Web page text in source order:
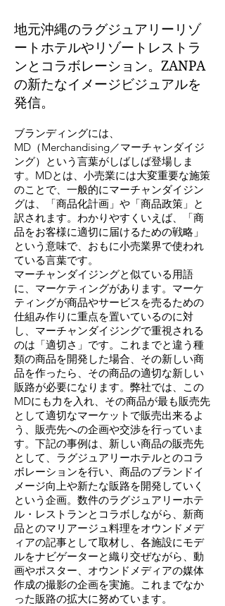
地元沖縄のラグジュアリーリゾ
ートホテルやリゾートレストラ
ンとコラボレーション。ZANPA
の新たなイメージビジュアルを
発信。
ブランディングには、
MD（Merchandising／マーチャンダイジ
ング）という言葉がしばしば登場しま
す。MDとは、小売業には大変重要な施策
のことで、一般的にマーチャンダイジン
グは、「商品化計画」や「商品政策」と
訳されます。わかりやすくいえば、「商
品をお客様に適切に届けるための戦略」
という意味で、おもに小売業界で使われ
ている言葉です。
マーチャンダイジングと似ている用語
に、マーケティングがあります。マーケ
ティングが商品やサービスを売るための
仕組み作りに重点を置いているのに対
し、マーチャンダイジングで重視される
のは「適切さ」です。これまでと違う種
類の商品を開発した場合、その新しい商
品を作ったら、その商品の適切な新しい
販路が必要になります。弊社では、この
MDにも力を入れ、その商品が最も販売先
として適切なマーケットで販売出来るよ
う、販売先への企画や交渉を行っていま
す。下記の事例は、新しい商品の販売先
として、ラグジュアリーホテルとのコラ
ボレーションを行い、商品のブランドイ
メージ向上や新たな販路を開発していく
という企画。数件のラグジュアリーホテ
ル・レストランとコラボしながら、新商
品とのマリアージュ料理をオウンドメデ
ィアの記事として取材し、各施設にモデ
ルをナビゲーターと織り交ぜながら、動
画やポスター、オウンドメディアの媒体
作成の撮影の企画を実施。これまでなか
った販路の拡大に努めています。